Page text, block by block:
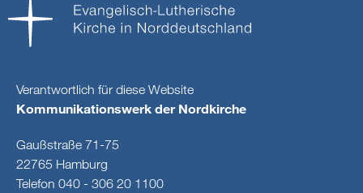
Verantwortlich für diese Website
Kommunikationswerk der Nordkirche
Gaußstraße 71-75
22765 Hamburg
Telefon 040 - 306 20 1100